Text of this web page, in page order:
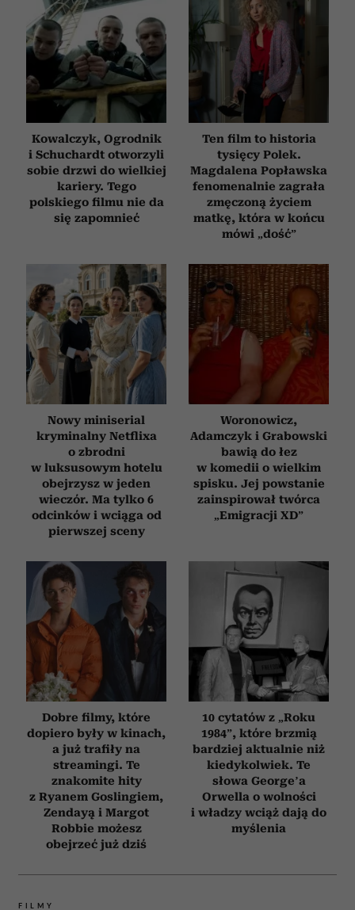
Kowalczyk, Ogrodnik
i Schuchardt otworzyli
sobie drzwi do wielkiej
kariery. Tego
polskiego filmu nie da
się zapomnieć
Ten film to historia
tysięcy Polek.
Magdalena Popławska
fenomenalnie zagrała
zmęczoną życiem
matkę, która w końcu
mówi „dość”
Nowy miniserial
kryminalny Netflixa
o zbrodni
w luksusowym hotelu
obejrzysz w jeden
wieczór. Ma tylko 6
odcinków i wciąga od
pierwszej sceny
Woronowicz,
Adamczyk i Grabowski
bawią do łez
w komedii o wielkim
spisku. Jej powstanie
zainspirował twórca
„Emigracji XD”
Dobre filmy, które
dopiero były w kinach,
a już trafiły na
streamingi. Te
znakomite hity
z Ryanem Goslingiem,
Zendayą i Margot
Robbie możesz
obejrzeć już dziś
10 cytatów z „Roku
1984”, które brzmią
bardziej aktualnie niż
kiedykolwiek. Te
słowa George’a
Orwella o wolności
i władzy wciąż dają do
myślenia
FILMY